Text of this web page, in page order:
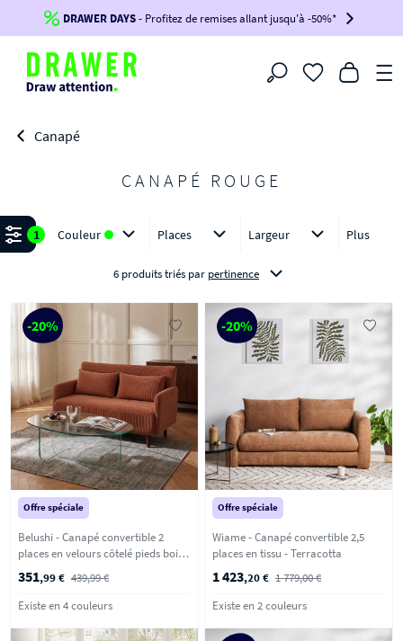
Jusqu'à-100€*sur votre commande !
BIKINI100
-voir conditions en bas de page-
DRAWER DAYS- Profitez de remises allant jusqu'à -50%*
Filtrer
Canapé
CANAPÉ ROUGE
Affiner
1 Couleur Places Largeur Plus
6 produits triés par pertinence
-20%
Offre spéciale
Belushi - Canapé convertible 2
places en velours côtelé pieds bois
351,99 € 439,99 €
Existe en 4 couleurs
-20%
Offre spéciale
Wiame - Canapé convertible 2,5
places en tissu - Terracotta
1 423,20 € 1 779,00 €
Existe en 2 couleurs